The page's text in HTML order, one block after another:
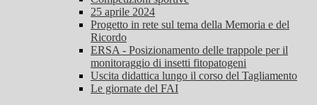
25 aprile 2024
Progetto in rete sul tema della Memoria e del
Ricordo
ERSA - Posizionamento delle trappole per il
monitoraggio di insetti fitopatogeni
Uscita didattica lungo il corso del Tagliamento
Le giornate del FAI